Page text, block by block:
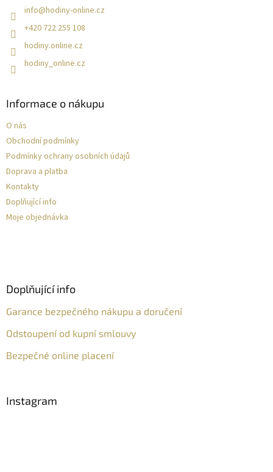
info@hodiny-online.cz
+420 722 255 108
hodiny.online.cz
hodiny_online.cz
Informace o nákupu
O nás
Obchodní podmínky
Podmínky ochrany osobních údajů
Doprava a platba
Kontakty
Doplňující info
Moje objednávka
Doplňující info
Garance bezpečného nákupu a doručení
Odstoupení od kupní smlouvy
Bezpečné online placení
Instagram